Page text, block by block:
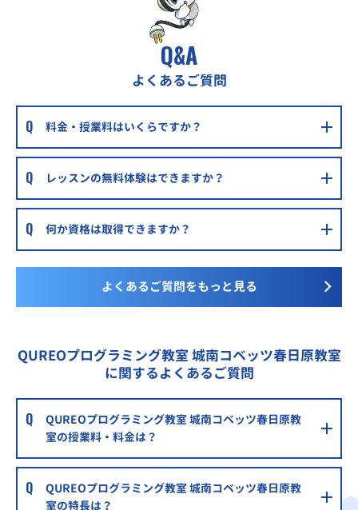
Q&A
よくあるご質問
料金・授業料はいくらですか？
レッスンの無料体験はできますか？
何か資格は取得できますか？
よくあるご質問をもっと見る
QUREOプログラミング教室 城南コベッツ春日原教室
に関するよくあるご質問
QUREOプログラミング教室 城南コベッツ春日原教
室の授業料・料金は？
QUREOプログラミング教室 城南コベッツ春日原教
室の特長は？